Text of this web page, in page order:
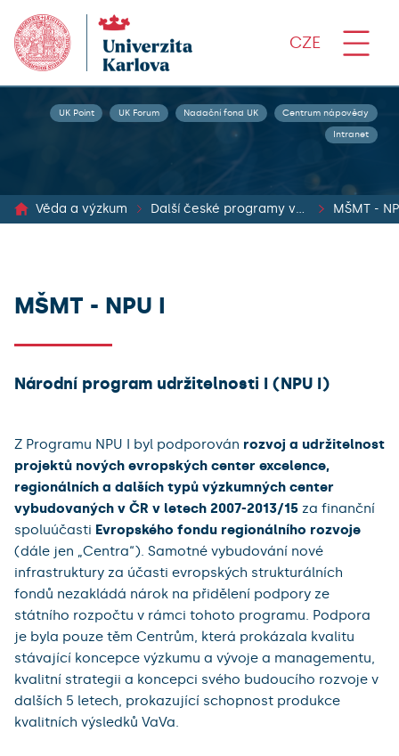
CZE
UK Point UK Forum Nadační fond UK Centrum nápovědy
Intranet
Věda a výzkum Další české programy ve VaVal MŠMT -
MŠMT - NPU I
Národní program udržitelnosti I (NPU I)
Z Programu NPU I byl podporován rozvoj a udržitelnost
projektů nových evropských center excelence,
regionálních a dalších typů výzkumných center
vybudovaných v ČR v letech 2007-2013/15 za finanční
spoluúčasti Evropského fondu regionálního rozvoje
(dále jen „Centra“). Samotné vybudování nové
infrastruktury za účasti evropských strukturálních
fondů nezakládá nárok na přidělení podpory ze
státního rozpočtu v rámci tohoto programu. Podpora
je byla pouze těm Centrům, která prokázala kvalitu
stávající koncepce výzkumu a vývoje a managementu,
kvalitní strategii a koncepci svého budoucího rozvoje v
dalších 5 letech, prokazující schopnost produkce
kvalitních výsledků VaVa.